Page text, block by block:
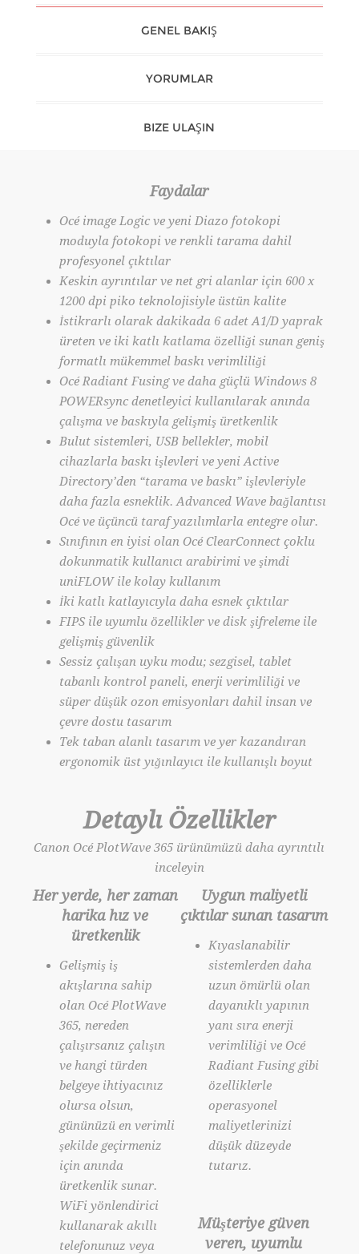
GENEL BAKIŞ
YORUMLAR
BIZE ULAŞIN
Faydalar
Océ image Logic ve yeni Diazo fotokopi
moduyla fotokopi ve renkli tarama dahil
profesyonel çıktılar
Keskin ayrıntılar ve net gri alanlar için 600 x
1200 dpi piko teknolojisiyle üstün kalite
İstikrarlı olarak dakikada 6 adet A1/D yaprak
üreten ve iki katlı katlama özelliği sunan geniş
formatlı mükemmel baskı verimliliği
Océ Radiant Fusing ve daha güçlü Windows 8
POWERsync denetleyici kullanılarak anında
çalışma ve baskıyla gelişmiş üretkenlik
Bulut sistemleri, USB bellekler, mobil
cihazlarla baskı işlevleri ve yeni Active
Directory’den “tarama ve baskı” işlevleriyle
daha fazla esneklik. Advanced Wave bağlantısı
Océ ve üçüncü taraf yazılımlarla entegre olur.
Sınıfının en iyisi olan Océ ClearConnect çoklu
dokunmatik kullanıcı arabirimi ve şimdi
uniFLOW ile kolay kullanım
İki katlı katlayıcıyla daha esnek çıktılar
FIPS ile uyumlu özellikler ve disk şifreleme ile
gelişmiş güvenlik
Sessiz çalışan uyku modu; sezgisel, tablet
tabanlı kontrol paneli, enerji verimliliği ve
süper düşük ozon emisyonları dahil insan ve
çevre dostu tasarım
Tek taban alanlı tasarım ve yer kazandıran
ergonomik üst yığınlayıcı ile kullanışlı boyut
Detaylı Özellikler
Canon Océ PlotWave 365 ürünümüzü daha ayrıntılı
inceleyin
Her yerde, her zaman
harika hız ve
üretkenlik
Gelişmiş iş
akışlarına sahip
olan Océ PlotWave
365, nereden
çalışırsanız çalışın
ve hangi türden
belgeye ihtiyacınız
olursa olsun,
gününüzü en verimli
şekilde geçirmeniz
için anında
üretkenlik sunar.
WiFi yönlendirici
kullanarak akıllı
telefonunuz veya
Uygun maliyetli
çıktılar sunan tasarım
Kıyaslanabilir
sistemlerden daha
uzun ömürlü olan
dayanıklı yapının
yanı sıra enerji
verimliliği ve Océ
Radiant Fusing gibi
özelliklerle
operasyonel
maliyetlerinizi
düşük düzeyde
tutarız.
Müşteriye güven
veren, uyumlu